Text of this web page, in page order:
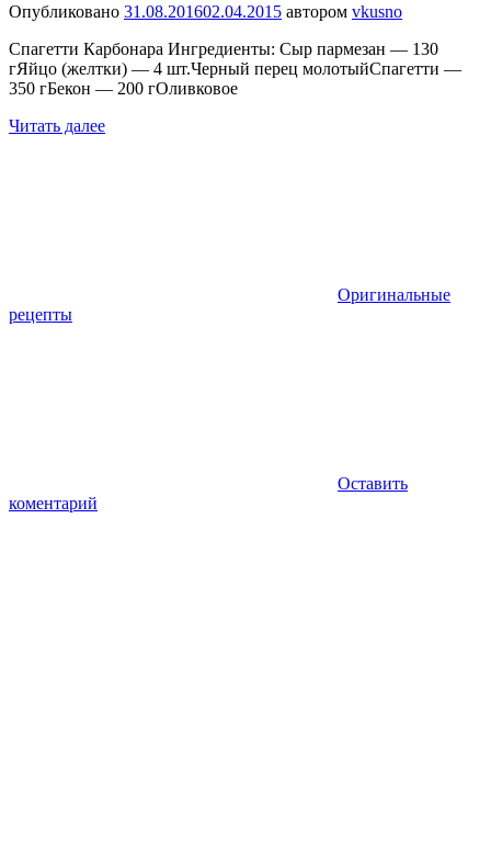
Опубликовано 31.08.201602.04.2015 автором vkusno
Спагетти Карбонара Ингредиенты: Сыр пармезан — 130
гЯйцо (желтки) — 4 шт.Черный перец молотыйСпагетти —
350 гБекон — 200 гОливковое
Читать далее
Оригинальные
рецепты
Оставить
коментарий